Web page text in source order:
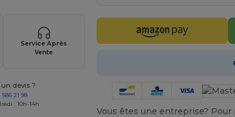
Service Après
Vente
devis ?
586 21 98
: 10h-14h
Vous êtes une entreprise?